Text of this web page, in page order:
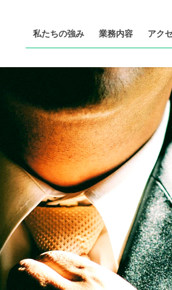
私たちの強み 業務内容 アク